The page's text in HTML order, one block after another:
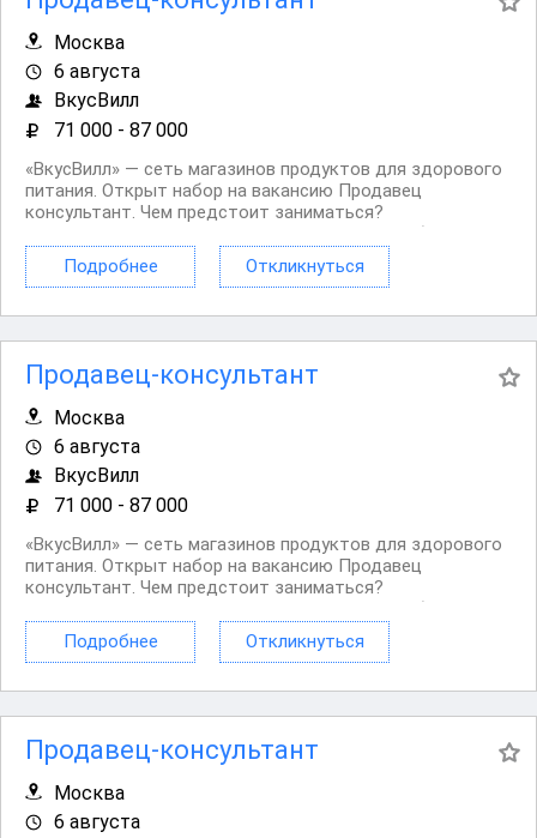
Москва
6 августа
ВкусВилл
71 000 - 87 000
«ВкусВилл» — сеть магазинов продуктов для здорового
питания. Открыт набор на вакансию Продавец
консультант. Чем предстоит заниматься?
Консультировать и помогать покупателям. Работать с
кассой. Оформлять витрины в прикассовой зоне.
Контролировать качество и сроки годности товара,...
Подробнее Откликнуться
Продавец-консультант
Москва
6 августа
ВкусВилл
71 000 - 87 000
«ВкусВилл» — сеть магазинов продуктов для здорового
питания. Открыт набор на вакансию Продавец
консультант. Чем предстоит заниматься?
Консультировать и помогать покупателям. Работать с
кассой. Оформлять витрины в прикассовой зоне.
Контролировать качество и сроки годности товара,...
Подробнее Откликнуться
Продавец-консультант
Москва
6 августа